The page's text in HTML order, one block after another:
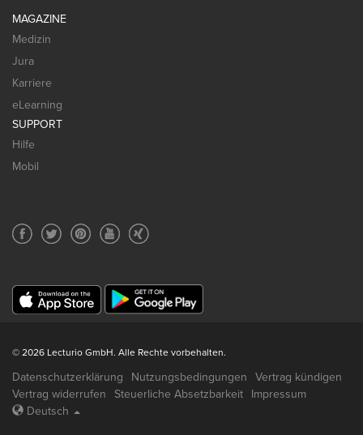
MAGAZINE
Medizin
Jura
Karriere
eLearning
SUPPORT
Hilfe
Mobil
© 2026 Lecturio GmbH. Alle Rechte vorbehalten.
Datenschutzerklärung Nutzungsbedingungen
Vertrag kündigen
Vertrag widerrufen
Steuerliche Absetzbarkeit
Impressum
Deutsch